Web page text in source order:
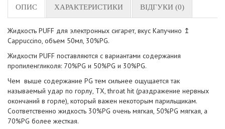
ОПИС ХАРАКТЕРИСТИКИ ВІДГУКИ (0)
Жидкость PUFF для электронных сигарет, вкус Капучино ↥
Cappuccino, объем 50мл, 30%PG.
Жидкости PUFF поставляются с вариантами содержания
пропиленгликоля: 70%PG и 50%PG и 30%PG.
Чем выше содержание PG тем сильнее ощущается так
называемый удар по горлу, ТХ, throat hit (раздражение нервных
окончаний в горле), который важен некоторым парильщикам.
Соответственно жидкость 30%PG очень мягкая, 50%PG мягкая, а
70%PG более жесткая.